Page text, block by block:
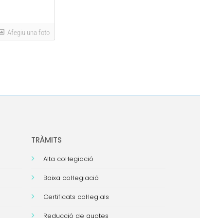
Afegiu una foto
TRÀMITS
Alta col·legiació
Baixa col·legiació
Certificats col·legials
Reducció de quotes